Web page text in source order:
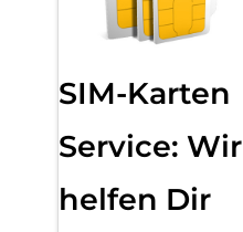
SIM-Karten
Service: Wir
helfen Dir